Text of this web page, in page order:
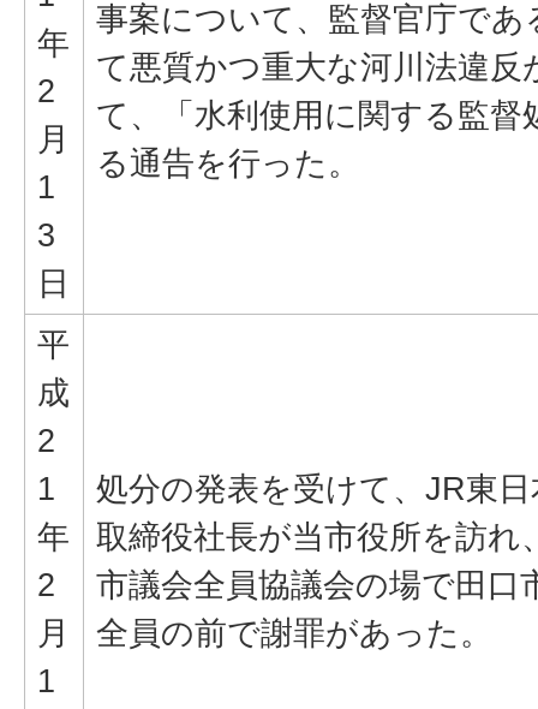
年
2
月
1
3
日
事案について、監督官庁で
て悪質かつ重大な河川法違
て、「水利使用に関する監督
る通告を行った。
平
成
2
1
年
2
月
1
処分の発表を受けて、JR東
取締役社長が当市役所を訪れ
市議会全員協議会の場で田口
全員の前で謝罪があった。